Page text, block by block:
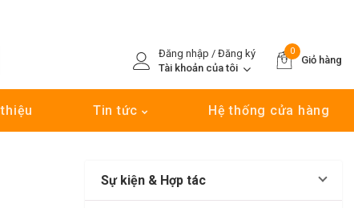
Đăng nhập / Đăng ký
Tài khoản của tôi
0
Giỏ hàng
Tin tức Hệ thống cửa hàng
Sự kiện & Hợp tác